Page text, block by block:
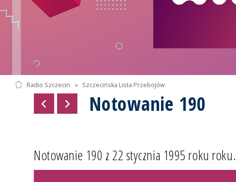
Radio Szczecin » Szczecińska Lista Przebojów
Notowanie 190
Notowanie 190 z 22 stycznia 1995 roku roku.